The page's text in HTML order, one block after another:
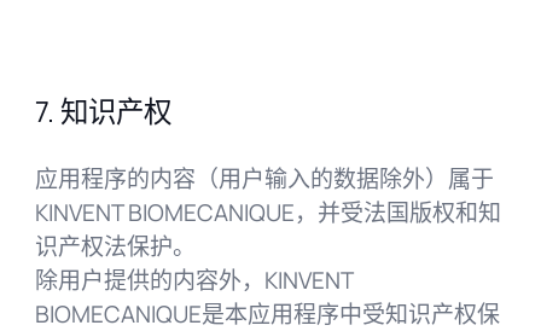
7. 知识产权
应用程序的内容（用户输入的数据除外）属于
KINVENT BIOMECANIQUE，并受法国版权和知
识产权法保护。
除用户提供的内容外，KINVENT
BIOMECANIQUE是本应用程序中受知识产权保